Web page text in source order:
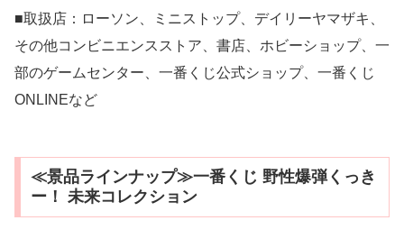
■取扱店：ローソン、ミニストップ、デイリーヤマザキ、
その他コンビニエンスストア、書店、ホビーショップ、一
部のゲームセンター、一番くじ公式ショップ、一番くじ
ONLINEなど
≪景品ラインナップ≫一番くじ 野性爆弾くっき
ー！ 未来コレクション